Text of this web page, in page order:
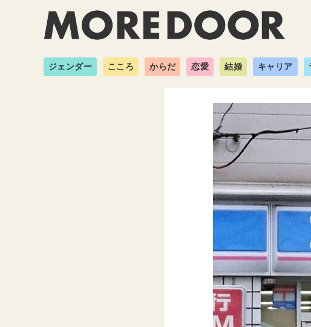
ジェンダー こころ からだ 恋愛 結婚 キャリア